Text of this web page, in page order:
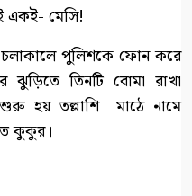
একই- মেসি!
চলাকালে পুলিশকে ফোন করে
ঝুড়িতে তিনটি বোমা রাখা
হয় তল্লাশি। মাঠে নামে
কুকুর।